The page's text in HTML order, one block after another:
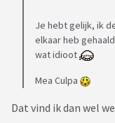
Je hebt gelijk, ik
elkaar heb
wat idioot
Mea Culpa
Dat vind ik dan wel